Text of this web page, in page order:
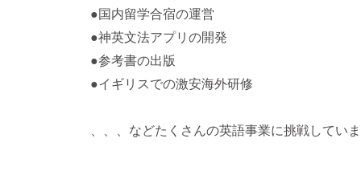
●国内留学合宿の運営
●神英文法アプリの開発
●参考書の出版
●イギリスでの激安海外研修
、、、などたくさんの英語事業に挑戦してい